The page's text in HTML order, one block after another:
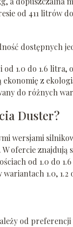
od 411 litrów
dostępnych
1.0 do 1.6 litra,
z
do różnych
Duster?
wersjami
ofercie
od 1.0 do
1.0,
od